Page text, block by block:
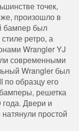
точек,
произошло в
бампер был
ретро, ​​а
Wrangler YJ
современными
Wrangler был
образцу его
решетка
Двери и
простой